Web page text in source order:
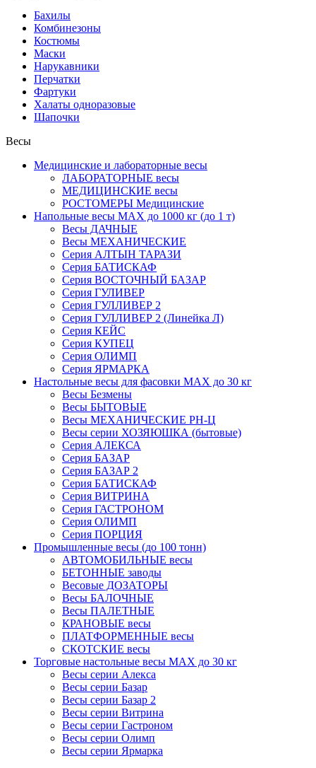
Бахилы
Комбинезоны
Костюмы
Маски
Нарукавники
Перчатки
Фартуки
Халаты одноразовые
Шапочки
Весы
Медицинские и лабораторные весы
ЛАБОРАТОРНЫЕ весы
МЕДИЦИНСКИЕ весы
РОСТОМЕРЫ Медицинские
Напольные весы MAX до 1000 кг (до 1 т)
Весы ДАЧНЫЕ
Весы МЕХАНИЧЕСКИЕ
Серия АЛТЫН ТАРАЗИ
Серия БАТИСКАФ
Серия ВОСТОЧНЫЙ БАЗАР
Серия ГУЛИВЕР
Серия ГУЛЛИВЕР 2
Серия ГУЛЛИВЕР 2 (Линейка Л)
Серия КЕЙС
Серия КУПЕЦ
Серия ОЛИМП
Серия ЯРМАРКА
Настольные весы для фасовки MAX до 30 кг
Весы Безмены
Весы БЫТОВЫЕ
Весы МЕХАНИЧЕСКИЕ РН-Ц
Весы серии ХОЗЯЮШКА (бытовые)
Серия АЛЕКСА
Серия БАЗАР
Серия БАЗАР 2
Серия БАТИСКАФ
Серия ВИТРИНА
Серия ГАСТРОНОМ
Серия ОЛИМП
Серия ПОРЦИЯ
Промышленные весы (до 100 тонн)
АВТОМОБИЛЬНЫЕ весы
БЕТОННЫЕ заводы
Весовые ДОЗАТОРЫ
Весы БАЛОЧНЫЕ
Весы ПАЛЕТНЫЕ
КРАНОВЫЕ весы
ПЛАТФОРМЕННЫЕ весы
СКОТСКИЕ весы
Торговые настольные весы MAX до 30 кг
Весы серии Алекса
Весы серии Базар
Весы серии Базар 2
Весы серии Витрина
Весы серии Гастроном
Весы серии Олимп
Весы серии Ярмарка